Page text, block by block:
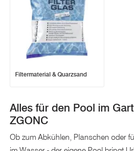
Filtermaterial & Quarzsand
Alles für den Pool im
ZGONC
Ob zum Abkühlen, Planschen oder